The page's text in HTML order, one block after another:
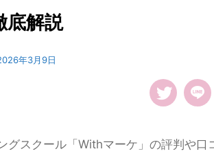
底解説
年3月9日
グスクール「Withマーケ」の評判や